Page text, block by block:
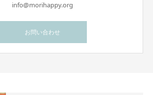
info@morihappy.org
お問い合わせ